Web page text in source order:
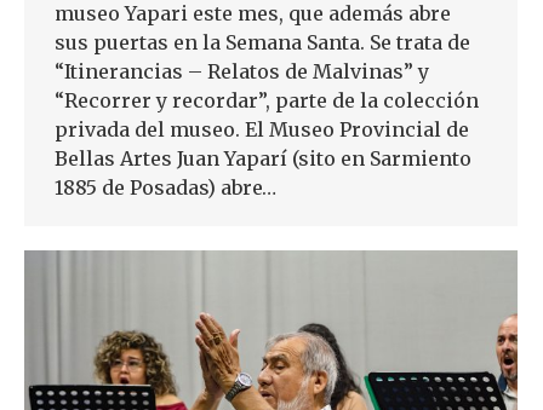
museo Yapari este mes, que además abre
sus puertas en la Semana Santa. Se trata de
“Itinerancias – Relatos de Malvinas” y
“Recorrer y recordar”, parte de la colección
privada del museo. El Museo Provincial de
Bellas Artes Juan Yaparí (sito en Sarmiento
1885 de Posadas) abre…